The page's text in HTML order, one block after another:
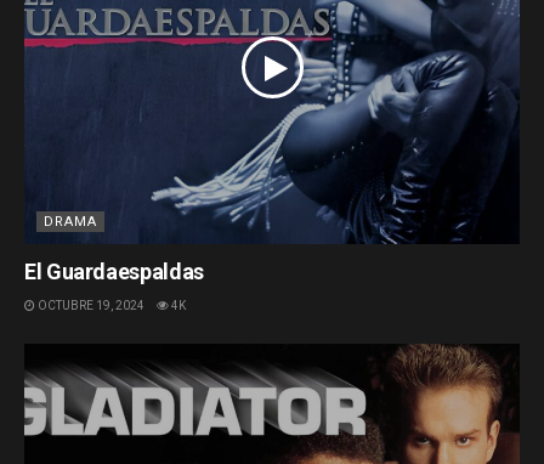
DRAMA
El Guardaespaldas
OCTUBRE 19, 2024 4K